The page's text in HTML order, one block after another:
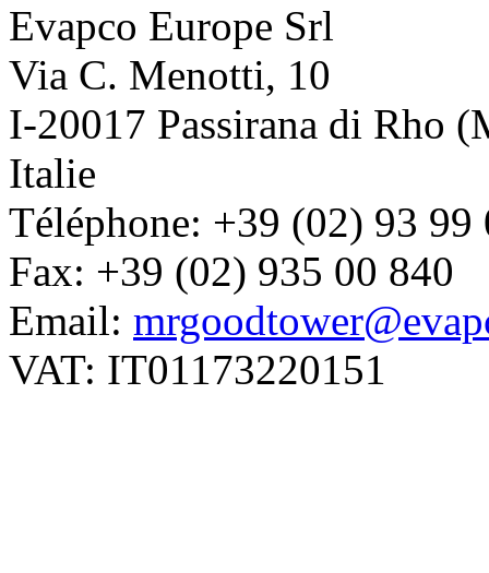
Evapco Europe Srl
Via C. Menotti, 10
I-20017 Passirana di Rho
Italie
Téléphone: +39 (02) 93 99
Fax: +39 (02) 935 00 840
Email:
VAT: IT01173220151